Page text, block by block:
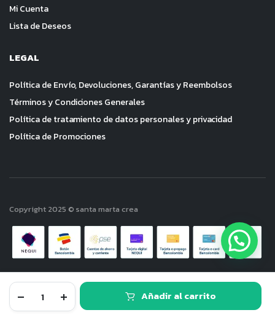
Rodamiento
Agujas
Añadir al carrito
Mi Cuenta
Lista de Deseos
LEGAL
Política de Envío, Devoluciones, Garantías y Reembolsos
Términos y Condiciones Generales
Política de tratamiento de datos personales y privacidad
Política de Promociones
Copyright 2025 © santa marta crea
TIENDA BUSCAR FAVORITO CUENTA CATEGORIAS